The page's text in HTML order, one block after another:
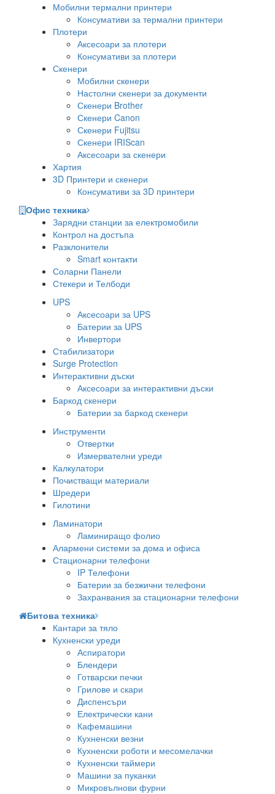
Мобилни термални принтери
Консумативи за термални принтери
Плотери
Аксесоари за плотери
Консумативи за плотери
Скенери
Мобилни скенери
Настолни скенери за документи
Скенери Brother
Скенери Canon
Скенери Fujitsu
Скенери IRIScan
Аксесоари за скенери
Хартия
3D Принтери и скенери
Консумативи за 3D принтери
Офис техника
Зарядни станции за електромобили
Контрол на достъпа
Разклонители
Smart контакти
Соларни Панели
Стекери и Телбоди
UPS
Аксесоари за UPS
Батерии за UPS
Инвертори
Стабилизатори
Surge Protection
Интерактивни дъски
Аксесоари за интерактивни дъски
Баркод скенери
Батерии за баркод скенери
Инструменти
Отвертки
Измервателни уреди
Калкулатори
Почистващи материали
Шредери
Гилотини
Ламинатори
Ламиниращо фолио
Алармени системи за дома и офиса
Стационарни телефони
IP Телефони
Батерии за безжични телефони
Захранвания за стационарни телефони
Битова техника
Кантари за тяло
Кухненски уреди
Аспиратори
Блендери
Готварски печки
Грилове и скари
Диспенсъри
Електрически кани
Кафемашини
Кухненски везни
Кухненски роботи и месомелачки
Кухненски таймери
Машини за пуканки
Микровълнови фурни